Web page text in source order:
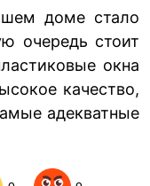
доме стало
очередь стоит
окна
качество,
адекватные